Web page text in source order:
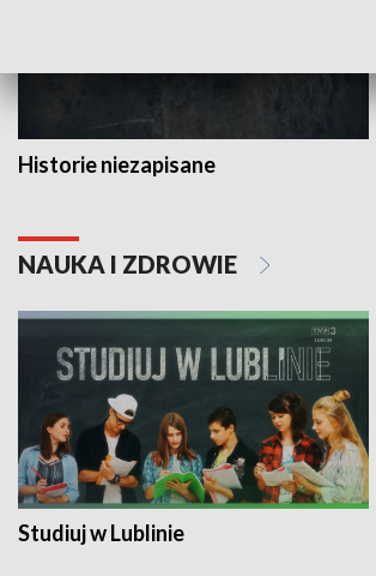
Historie niezapisane
NAUKA I ZDROWIE
Studiuj w Lublinie